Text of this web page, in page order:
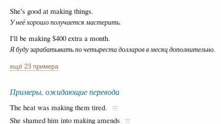
She's good at making things.
У неё хорошо получается мастерить.
I'll be making $400 extra a month.
Я буду зарабатывать по четыреста долларов в месяц дополнительно.
ещё 23 примера
Примеры, ожидающие перевода
The heat was making them tired.
She shamed him into making amends